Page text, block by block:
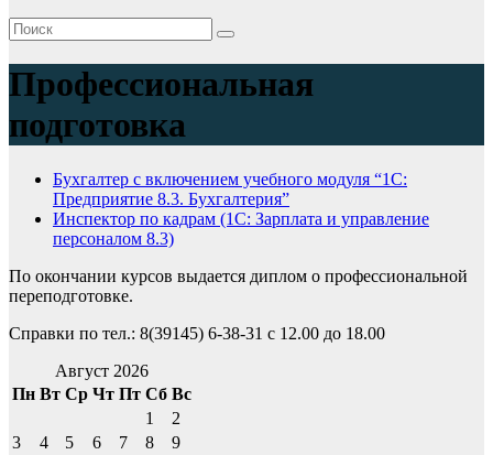
Профессиональная
подготовка
Бухгалтер с включением учебного модуля “1С:
Предприятие 8.3. Бухгалтерия”
Инспектор по кадрам (1С: Зарплата и управление
персоналом 8.3)
По окончании курсов выдается диплом о профессиональной
переподготовке.
Справки по тел.: 8(39145) 6-38-31 с 12.00 до 18.00
Август 2026
Пн Вт Ср Чт Пт Сб Вс
1
2
3
4 5 6 7 8
9